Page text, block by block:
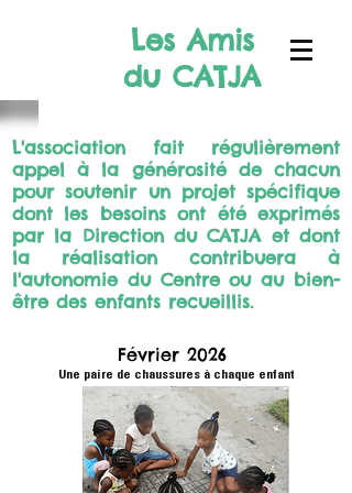
Les Amis
du CATJA
L'association fait régulièrement
appel à la générosité de chacun
pour soutenir un projet spécifique
dont les besoins ont été exprimés
par la Direction du CATJA et dont
la réalisation contribuera à
l'autonomie du Centre ou au bien-
être des enfants recueillis.
Février 2026
Une paire de chaussures à chaque enfant